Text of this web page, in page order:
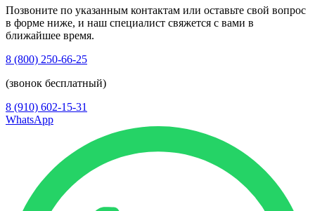
Позвоните по указанным контактам или оставьте свой вопрос
в форме ниже, и наш специалист свяжется с вами в
ближайшее время.
8 (800) 250-66-25
(звонок бесплатный)
8 (910) 602-15-31
WhatsApp